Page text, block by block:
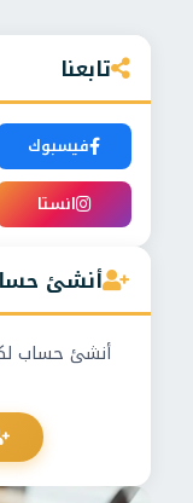
تابعنا
فيسبوك
انستا
أنشئ
أنشئ حساب